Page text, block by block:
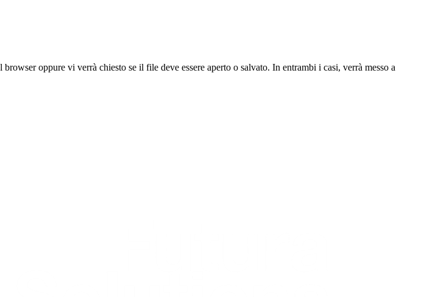
oppure vi verrà chiesto se il file deve essere aperto o salvato. In entrambi i casi, verrà messo a